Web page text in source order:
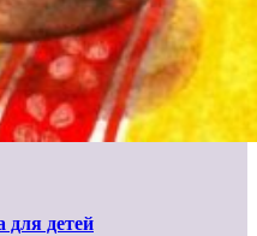
для детей